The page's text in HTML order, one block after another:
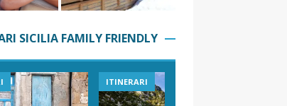
SICILIA FAMILY FRIENDLY
ITINERARI